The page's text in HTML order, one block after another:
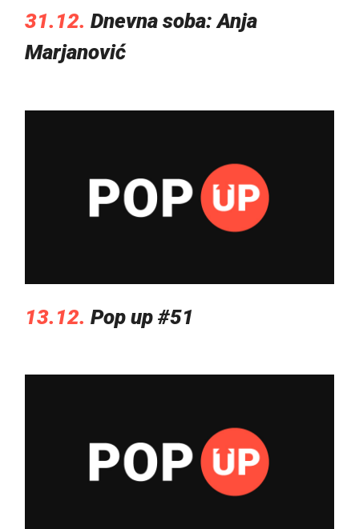
31.12. Dnevna soba: Anja
Marjanović
13.12. Pop up #51